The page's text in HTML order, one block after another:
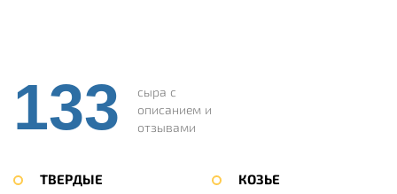
133
сыра с
описанием и
отзывами
ТВЕРДЫЕ КОЗЬЕ